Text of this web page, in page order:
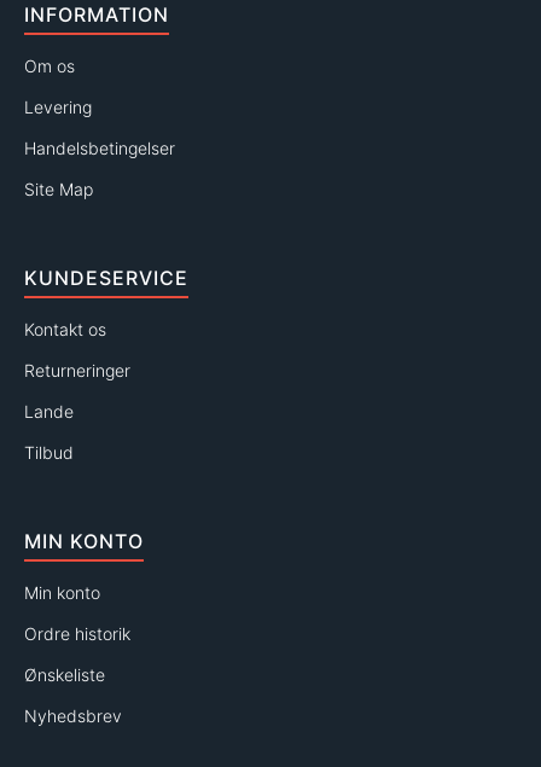
INFORMATION
Om os
Levering
Handelsbetingelser
Site Map
KUNDESERVICE
Kontakt os
Returneringer
Lande
Tilbud
MIN KONTO
Min konto
Ordre historik
Ønskeliste
Nyhedsbrev